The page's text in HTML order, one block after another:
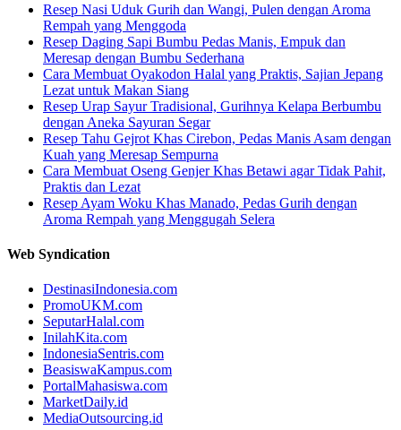
Resep Nasi Uduk Gurih dan Wangi, Pulen dengan Aroma
Rempah yang Menggoda
Resep Daging Sapi Bumbu Pedas Manis, Empuk dan
Meresap dengan Bumbu Sederhana
Cara Membuat Oyakodon Halal yang Praktis, Sajian Jepang
Lezat untuk Makan Siang
Resep Urap Sayur Tradisional, Gurihnya Kelapa Berbumbu
dengan Aneka Sayuran Segar
Resep Tahu Gejrot Khas Cirebon, Pedas Manis Asam dengan
Kuah yang Meresap Sempurna
Cara Membuat Oseng Genjer Khas Betawi agar Tidak Pahit,
Praktis dan Lezat
Resep Ayam Woku Khas Manado, Pedas Gurih dengan
Aroma Rempah yang Menggugah Selera
Web Syndication
DestinasiIndonesia.com
PromoUKM.com
SeputarHalal.com
InilahKita.com
IndonesiaSentris.com
BeasiswaKampus.com
PortalMahasiswa.com
MarketDaily.id
MediaOutsourcing.id